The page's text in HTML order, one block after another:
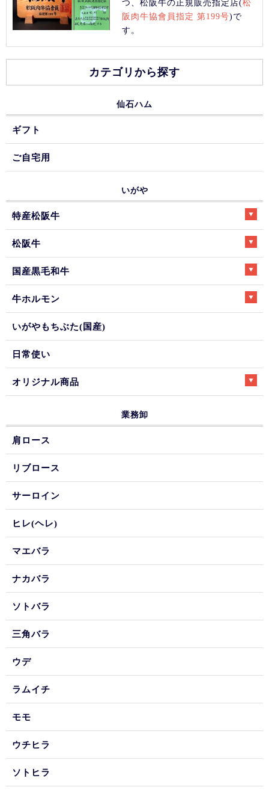
つ、松阪牛の正規販売指定店(松
阪肉牛協會員指定 第199号)で
す。
カテゴリから探す
仙石ハム
ギフト
ご自宅用
いがや
特産松阪牛
松阪牛
国産黒毛和牛
牛ホルモン
いがやもちぶた(国産)
日常使い
オリジナル商品
業務卸
肩ロース
リブロース
サーロイン
ヒレ(ヘレ)
マエバラ
ナカバラ
ソトバラ
三角バラ
ウデ
ラムイチ
モモ
ウチヒラ
ソトヒラ